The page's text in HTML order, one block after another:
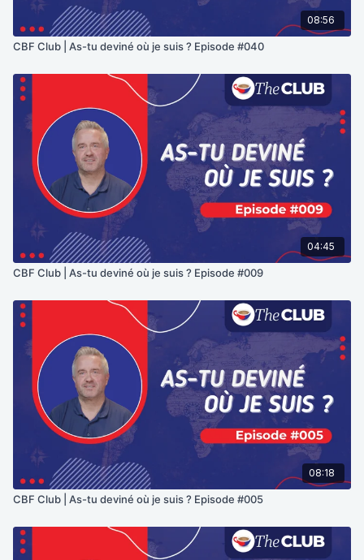
08:56
CBF Club | As-tu deviné où je suis ? Episode #040
04:45
CBF Club | As-tu deviné où je suis ? Episode #009
08:18
CBF Club | As-tu deviné où je suis ? Episode #005